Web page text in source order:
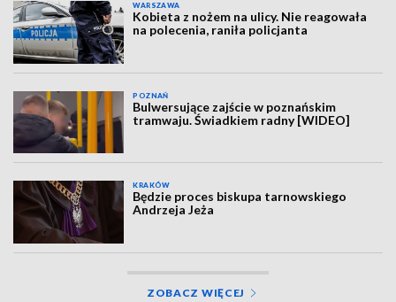
WARSZAWA
Kobieta z nożem na ulicy. Nie reagowała
na polecenia, raniła policjanta
POZNAŃ
Bulwersujące zajście w poznańskim
tramwaju. Świadkiem radny [WIDEO]
KRAKÓW
Będzie proces biskupa tarnowskiego
Andrzeja Jeża
ZOBACZ WIĘCEJ